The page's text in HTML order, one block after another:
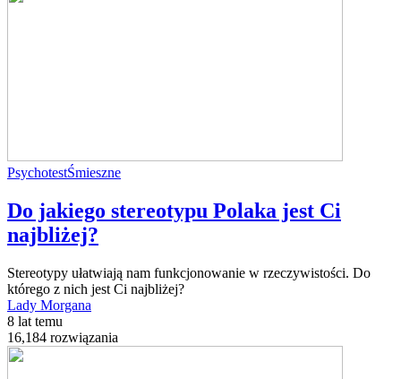
PsychotestŚmieszne
Do jakiego stereotypu Polaka jest Ci
najbliżej?
Stereotypy ułatwiają nam funkcjonowanie w rzeczywistości. Do
którego z nich jest Ci najbliżej?
Lady Morgana
8 lat temu
16,184 rozwiązania